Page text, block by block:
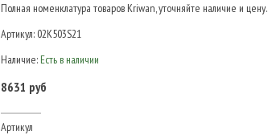
Полная номенклатура товаров Kriwan, уточняйте наличие и цену.
Артикул: 02K503S21
Наличие: Есть в наличии
8631 руб
Артикул